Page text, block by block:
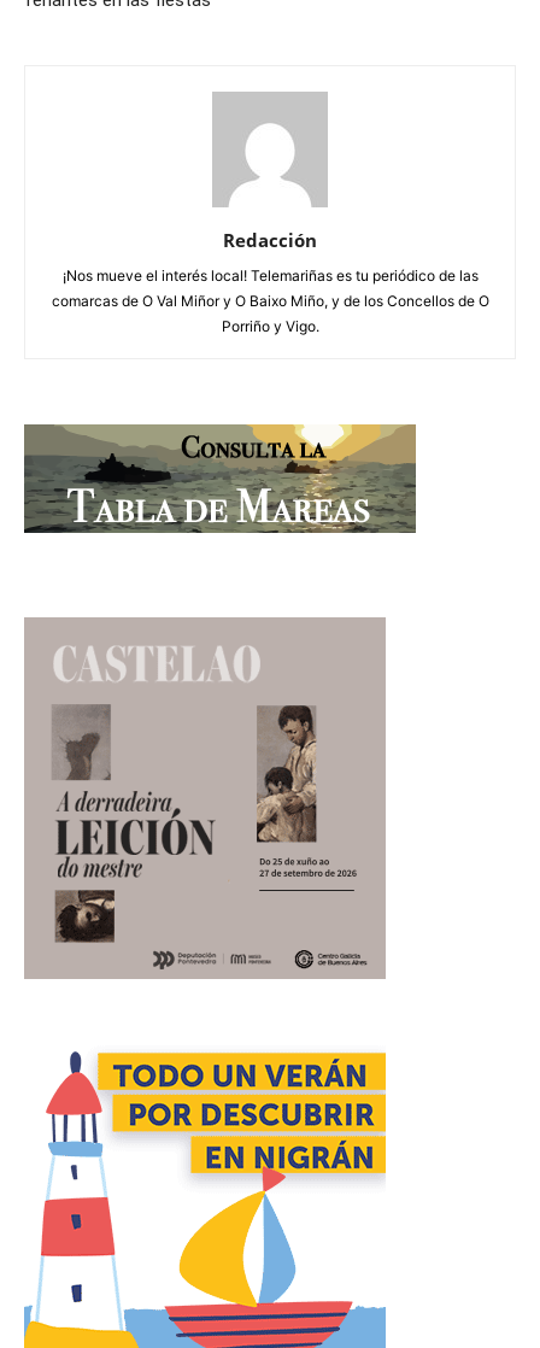
Redacción
¡Nos mueve el interés local! Telemariñas es tu periódico de las
comarcas de O Val Miñor y O Baixo Miño, y de los Concellos de O
Porriño y Vigo.